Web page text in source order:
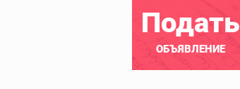
Подать
ОБЪЯВЛЕНИЕ